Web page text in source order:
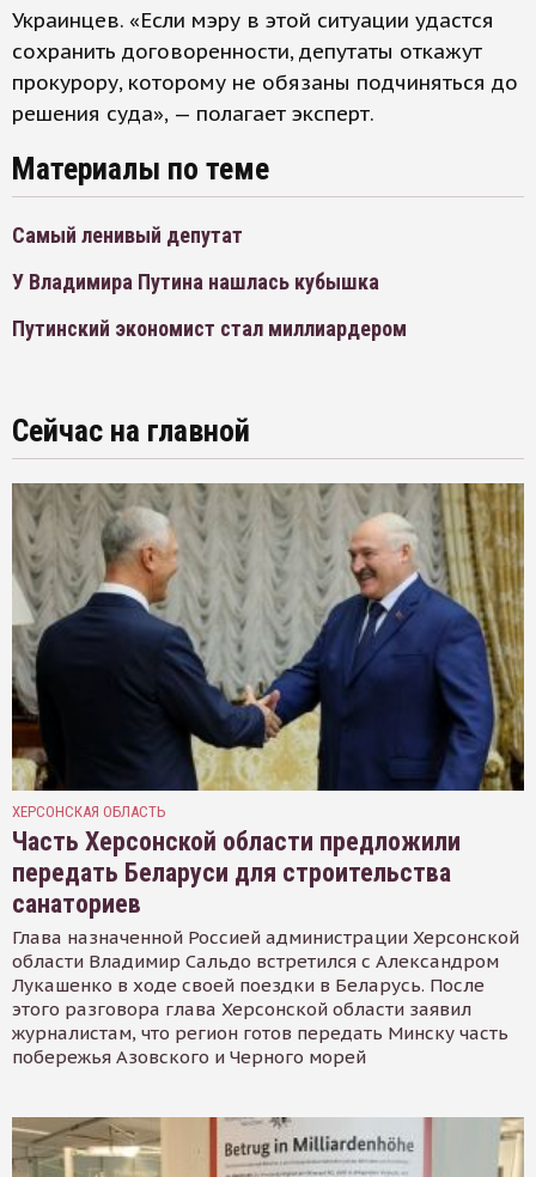
Украинцев. «Если мэру в этой ситуации удастся
сохранить договоренности, депутаты откажут
прокурору, которому не обязаны подчиняться до
решения суда», — полагает эксперт.
Материалы по теме
Самый ленивый депутат
У Владимира Путина нашлась кубышка
Путинский экономист стал миллиардером
Сейчас на главной
ХЕРСОНСКАЯ ОБЛАСТЬ
Часть Херсонской области предложили
передать Беларуси для строительства
санаториев
Глава назначенной Россией администрации Херсонской
области Владимир Сальдо встретился с Александром
Лукашенко в ходе своей поездки в Беларусь. После
этого разговора глава Херсонской области заявил
журналистам, что регион готов передать Минску часть
побережья Азовского и Черного морей